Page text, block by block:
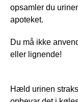
opsamler du
apoteket.
Du må ikke
eller lignende!
Hæld urinen